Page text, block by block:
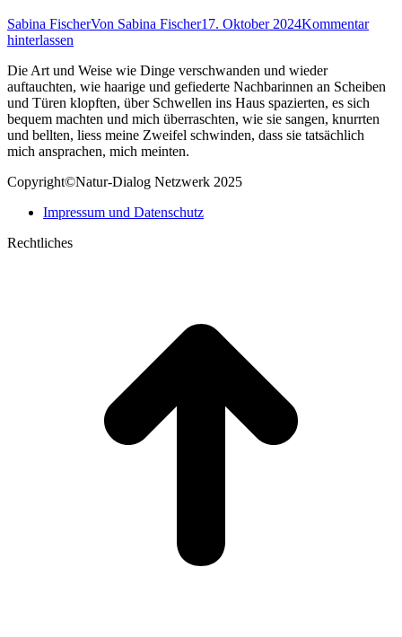
Sabina FischerVon Sabina Fischer17. Oktober 2024Kommentar
hinterlassen
Die Art und Weise wie Dinge verschwanden und wieder
auftauchten, wie haarige und gefiederte Nachbarinnen an Scheiben
und Türen klopften, über Schwellen ins Haus spazierten, es sich
bequem machten und mich überraschten, wie sie sangen, knurrten
und bellten, liess meine Zweifel schwinden, dass sie tatsächlich
mich ansprachen, mich meinten.
Copyright©Natur-Dialog Netzwerk 2025
Impressum und Datenschutz
Rechtliches